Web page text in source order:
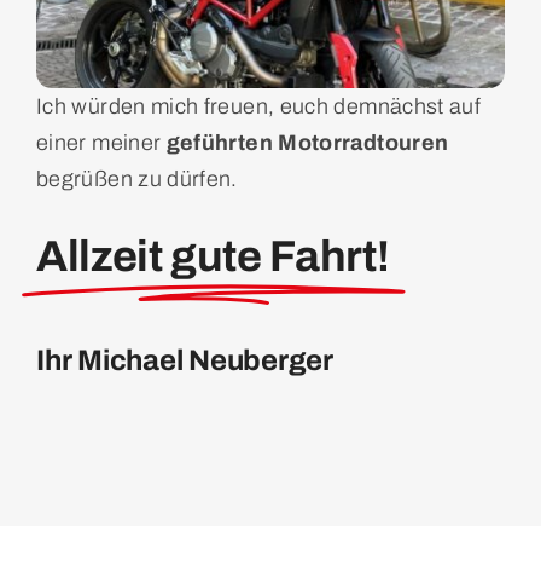
Ich würden mich freuen, euch demnächst auf
einer meiner geführten Motorradtouren
begrüßen zu dürfen.
Allzeit gute Fahrt!
Ihr Michael Neuberger